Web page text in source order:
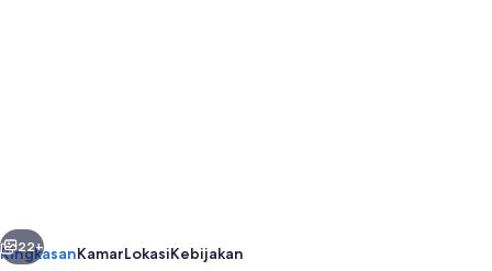
Berikutnya
22+
RingkasanKamarLokasiKebijakan